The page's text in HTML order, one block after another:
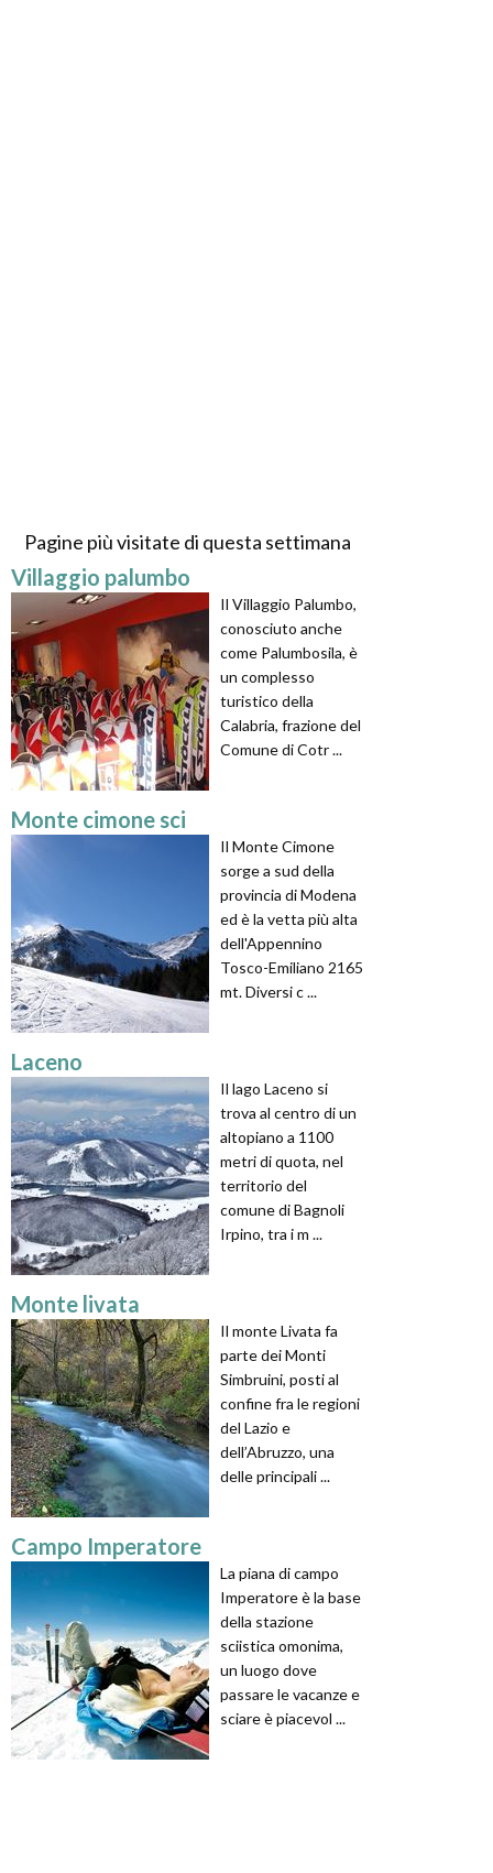
Pagine più visitate di questa settimana
Villaggio palumbo
Il Villaggio Palumbo,
conosciuto anche
come Palumbosila, è
un complesso
turistico della
Calabria, frazione del
Comune di Cotr ...
Monte cimone sci
Il Monte Cimone
sorge a sud della
provincia di Modena
ed è la vetta più alta
dell'Appennino
Tosco-Emiliano 2165
mt. Diversi c ...
Laceno
Il lago Laceno si
trova al centro di un
altopiano a 1100
metri di quota, nel
territorio del
comune di Bagnoli
Irpino, tra i m ...
Monte livata
Il monte Livata fa
parte dei Monti
Simbruini, posti al
confine fra le regioni
del Lazio e
dell’Abruzzo, una
delle principali ...
Campo Imperatore
La piana di campo
Imperatore è la base
della stazione
sciistica omonima,
un luogo dove
passare le vacanze e
sciare è piacevol ...